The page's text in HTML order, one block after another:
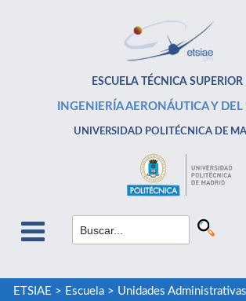
ESCUELA TÉCNICA SUPERIOR
INGENIERÍA AERONÁUTICA Y DEL
UNIVERSIDAD POLITÉCNICA DE
ETSIAE > Escuela> Unidades